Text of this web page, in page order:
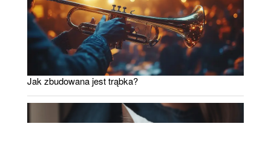
Jak zbudowana jest trąbka?